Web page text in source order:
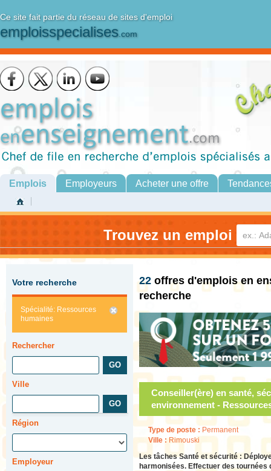
Ce site fait partie du réseau de sites d'emploi
emploisspecialises.com
Emplois Employeurs Acheter une offre
Trouvez un emploi
Votre recherche
Spécialité: Ressources
humaines
Rechercher
Ville
Région
Employeur
22 offres d'emplois en
recherche
Conseiller(ère) en santé,
environnement -
Type de poste : Permanent
Ville : Rimouski
Les tâches Santé et sécurité :
harmonisées. Effectuer des